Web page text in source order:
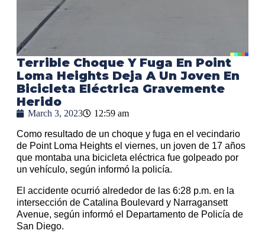
Terrible Choque Y Fuga En Point
Loma Heights Deja A Un Joven En
Bicicleta Eléctrica Gravemente
Herido
March 3, 2023 12:59 am
Como resultado de un choque y fuga en el vecindario
de Point Loma Heights el viernes, un joven de 17 años
que montaba una bicicleta eléctrica fue golpeado por
un vehículo, según informó la policía.
El accidente ocurrió alrededor de las 6:28 p.m. en la
intersección de Catalina Boulevard y Narragansett
Avenue, según informó el Departamento de Policía de
San Diego.